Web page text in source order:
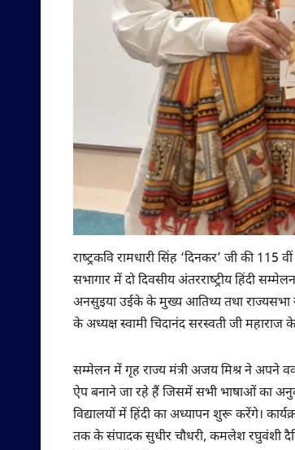
राष्‍ट्रकवि रामधारी सिंह ‘दिनकर’ जी की
सभागार में दो दिवसीय अंतरराष्‍ट्रीय हिंदी
अनसुइया उईके के मुख्य आतिथ्य तथा राज्यसभा
के अध्यक्ष स्वामी चिदानंद सरस्वती जी
सम्मेलन में गृह राज्य मंत्री अजय मिश्र ने अपने
ऐप बनाने जा रहे हैं जिसमें सभी भाषाओं का
विद्यालयों में हिंदी का अध्यापन शुरू करेंगे।
तक के संपादक सुधीर चौधरी, कमलेश रघुवंशी